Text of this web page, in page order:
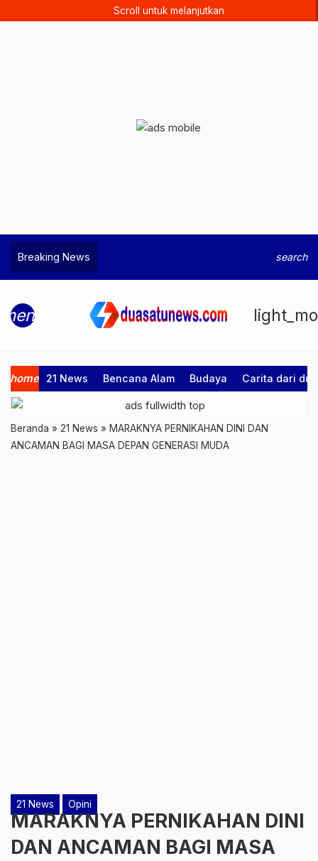
Scroll untuk melanjutkan
Breaking News search
menu
home 21 News Bencana Alam Budaya Carita dari
Beranda » 21 News » MARAKNYA PERNIKAHAN DINI DAN
ANCAMAN BAGI MASA DEPAN GENERASI MUDA
21 News Opini
MARAKNYA PERNIKAHAN DINI
DAN ANCAMAN BAGI MASA